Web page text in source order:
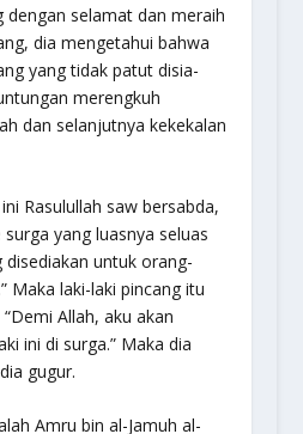
dengan selamat dan meraih
dia mengetahui bahwa
yang tidak patut disia-
merengkuh
dan selanjutnya kekekalan
Rasulullah saw bersabda,
yang luasnya seluas
untuk orang-
Maka laki-laki pincang itu
Allah, aku akan
ini di surga.” Maka dia
gugur.
Amru bin al-Jamuh al-